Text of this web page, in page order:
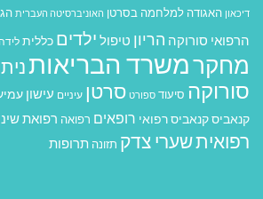
דיכאון האגודה למלחמה בסרטן האוניברסיטה העברית
הרפואי סורוקה הריון טיפול ילדים כללית לידה
מחקרמשרד הבריאות
סורוקה סיעוד ספורט סרטן עיניים עישון
קנאביסקנאביס רפואי רופאים רפואה רפואת
רפואיתשערי צדק תזונה תרופות